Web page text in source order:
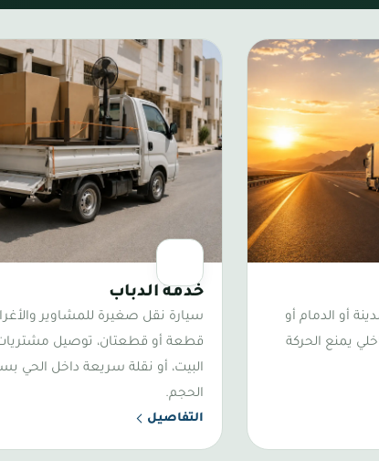
أو الدمام أو
يمنع الحركة
للأغراض الصغيرة
خدمة الدباب
سيارة نقل صغيرة للمشاوير
قطعة أو قطعتان، توصيل
البيت، أو نقلة سريعة داخل الحي
الحجم.
التفاصيل